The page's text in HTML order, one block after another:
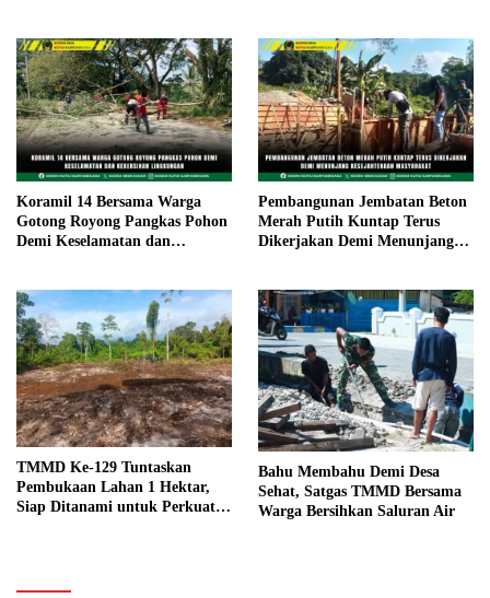
Koramil 14 Bersama Warga
Gotong Royong Pangkas Pohon
Demi Keselamatan dan
Pembangunan Jembatan Beton
Merah Putih Kuntap Terus
Dikerjakan Demi Menunjang
TMMD Ke-129 Tuntaskan
Pembukaan Lahan 1 Hektar,
Siap Ditanami untuk Perkuat
Bahu Membahu Demi Desa
Sehat, Satgas TMMD Bersama
Warga Bersihkan Saluran Air